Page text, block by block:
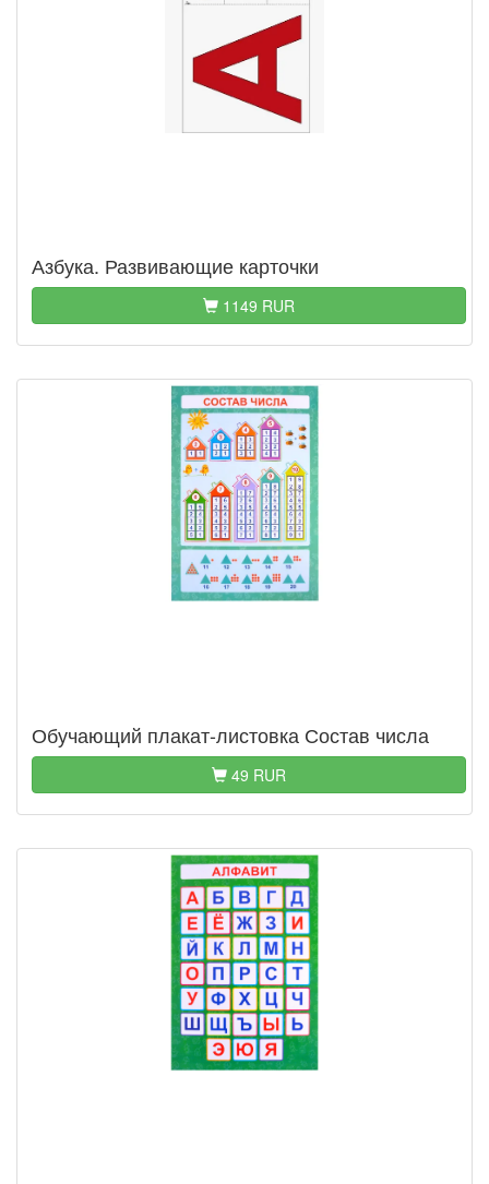
Азбука. Развивающие карточки
1149 RUR
Обучающий плакат-листовка Состав числа
49 RUR